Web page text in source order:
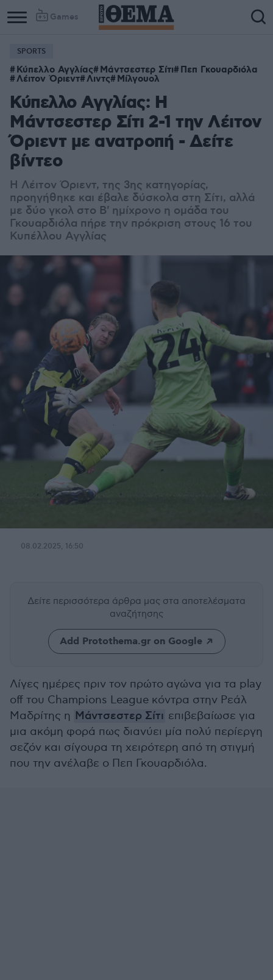
Games
SPORTS
Κύπελλο Αγγλίας Μάντσεστερ Σίτι Πεπ Γκουαρδιόλα
Λέιτον Όριεντ Λιντς Μίλγουολ
Κύπελλο Αγγλίας: Η
Μάντσεστερ Σίτι 2-1 την Λέιτον
Όριεντ με ανατροπή - Δείτε
βίντεο
Η Λέιτον Όριεντ, της 3ης κατηγορίας,
προηγήθηκε και έβαλε δύσκολα στη Σίτι, αλλά
με δύο γκολ στο Β' ημίχρονο η ομάδα του
Γκουαρδιόλα πήρε την πρόκριση στους 16 του
Κυπέλλου Αγγλίας
08.02.2025, 16:50
Δείτε περισσότερα άρθρα μας στα αποτελέσματα
αναζήτησης
Add Protothema.gr on Google
Λίγες ημέρες πριν τον πρώτο αγώνα για τα play
off του Champions League κόντρα στην Ρεάλ
Μαδρίτης η Μάντσεστερ Σίτι επιβεβαίωσε για
μια ακόμη φορά πως διανύει μία πολύ περίεργη
σεζόν και σίγουρα τη χειρότερη από τη στιγμή
που την ανέλαβε ο Πεπ Γκουαρδιόλα.